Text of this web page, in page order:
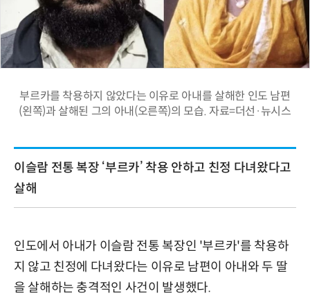
부르카를 착용하지 않았다는 이유로 아내를 살해한 인도 남편
(왼쪽)과 살해된 그의 아내(오른쪽)의 모습. 자료=더선·뉴시스
이슬람 전통 복장 ‘부르카’ 착용 안하고 친정 다녀왔다고
살해
인도에서 아내가 이슬람 전통 복장인 '부르카'를 착용하
지 않고 친정에 다녀왔다는 이유로 남편이 아내와 두 딸
을 살해하는 충격적인 사건이 발생했다.